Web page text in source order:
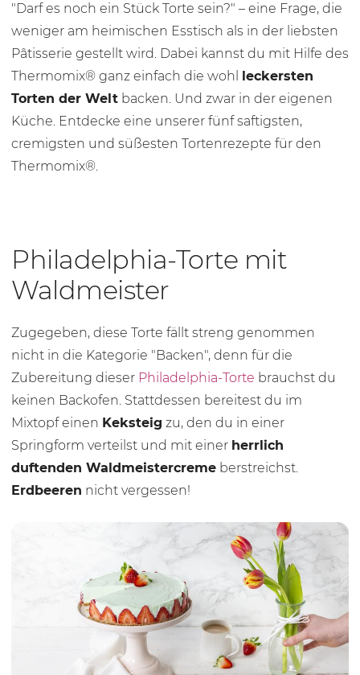
"Darf es noch ein Stück Torte sein?" – eine Frage, die
weniger am heimischen Esstisch als in der liebsten
Pâtisserie gestellt wird. Dabei kannst du mit Hilfe des
Thermomix® ganz einfach die wohl
leckersten
Torten der Welt backen. Und zwar in der eigenen
Küche. Entdecke eine unserer fünf saftigsten,
cremigsten und süßesten Tortenrezepte für den
Thermomix®.
Philadelphia-Torte mit
Waldmeister
Zugegeben, diese Torte fällt streng genommen
nicht in die Kategorie "Backen", denn für die
Zubereitung dieser Philadelphia-Torte brauchst du
keinen Backofen. Stattdessen bereitest du im
Mixtopf einen Keksteig zu, den du in einer
Springform verteilst und mit einer herrlich
duftenden Waldmeistercreme berstreichst.
Erdbeeren nicht vergessen!